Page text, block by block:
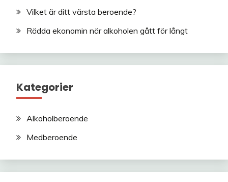
Vilket är ditt värsta beroende?
Rädda ekonomin när alkoholen gått för långt
Kategorier
Alkoholberoende
Medberoende